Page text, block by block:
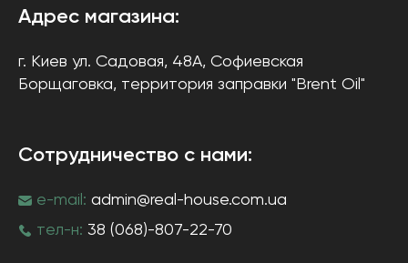
Адрес магазина:
г. Киев ул. Садовая, 48А, Софиевская
Борщаговка, территория заправки "Brent Oil"
Сотрудничество с нами:
e-mail: admin@real-house.com.ua
тел-н: 38 (068)-807-22-70